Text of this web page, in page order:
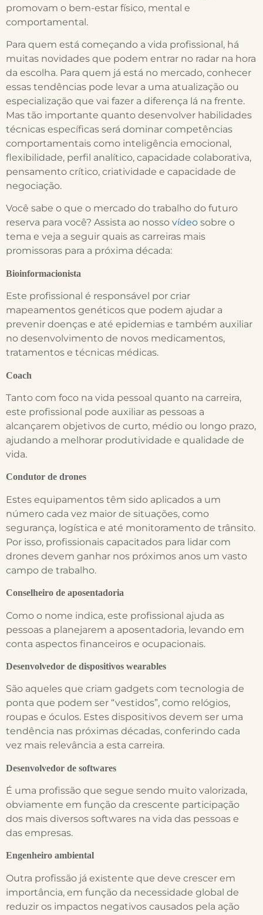
promovam o bem-estar físico, mental e
comportamental.
Para quem está começando a vida profissional, há
muitas novidades que podem entrar no radar na hora
da escolha. Para quem já está no mercado, conhecer
essas tendências pode levar a uma atualização ou
especialização que vai fazer a diferença lá na frente.
Mas tão importante quanto desenvolver habilidades
técnicas específicas será dominar competências
comportamentais como inteligência emocional,
flexibilidade, perfil analítico, capacidade colaborativa,
pensamento crítico, criatividade e capacidade de
negociação.
Você sabe o que o mercado do trabalho do futuro
reserva para você? Assista ao nosso vídeo sobre o
tema e veja a seguir quais as carreiras mais
promissoras para a próxima década:
Bioinformacionista
Este profissional é responsável por criar
mapeamentos genéticos que podem ajudar a
prevenir doenças e até epidemias e também auxiliar
no desenvolvimento de novos medicamentos,
tratamentos e técnicas médicas.
Coach
Tanto com foco na vida pessoal quanto na carreira,
este profissional pode auxiliar as pessoas a
alcançarem objetivos de curto, médio ou longo prazo,
ajudando a melhorar produtividade e qualidade de
vida.
Condutor de drones
Estes equipamentos têm sido aplicados a um
número cada vez maior de situações, como
segurança, logística e até monitoramento de trânsito.
Por isso, profissionais capacitados para lidar com
drones devem ganhar nos próximos anos um vasto
campo de trabalho.
Conselheiro de aposentadoria
Como o nome indica, este profissional ajuda as
pessoas a planejarem a aposentadoria, levando em
conta aspectos financeiros e ocupacionais.
Desenvolvedor de dispositivos wearables
São aqueles que criam gadgets com tecnologia de
ponta que podem ser “vestidos”, como relógios,
roupas e óculos. Estes dispositivos devem ser uma
tendência nas próximas décadas, conferindo cada
vez mais relevância a esta carreira.
Desenvolvedor de softwares
É uma profissão que segue sendo muito valorizada,
obviamente em função da crescente participação
dos mais diversos softwares na vida das pessoas e
das empresas.
Engenheiro ambiental
Outra profissão já existente que deve crescer em
importância, em função da necessidade global de
reduzir os impactos negativos causados pela ação